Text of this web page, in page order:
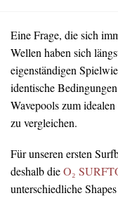
Eine Frage, die sich
Wellen haben sich
eigenständigen
identische
Wavepools zum
zu vergleichen.
Für unseren ersten
deshalb dieO₂
unterschiedliche